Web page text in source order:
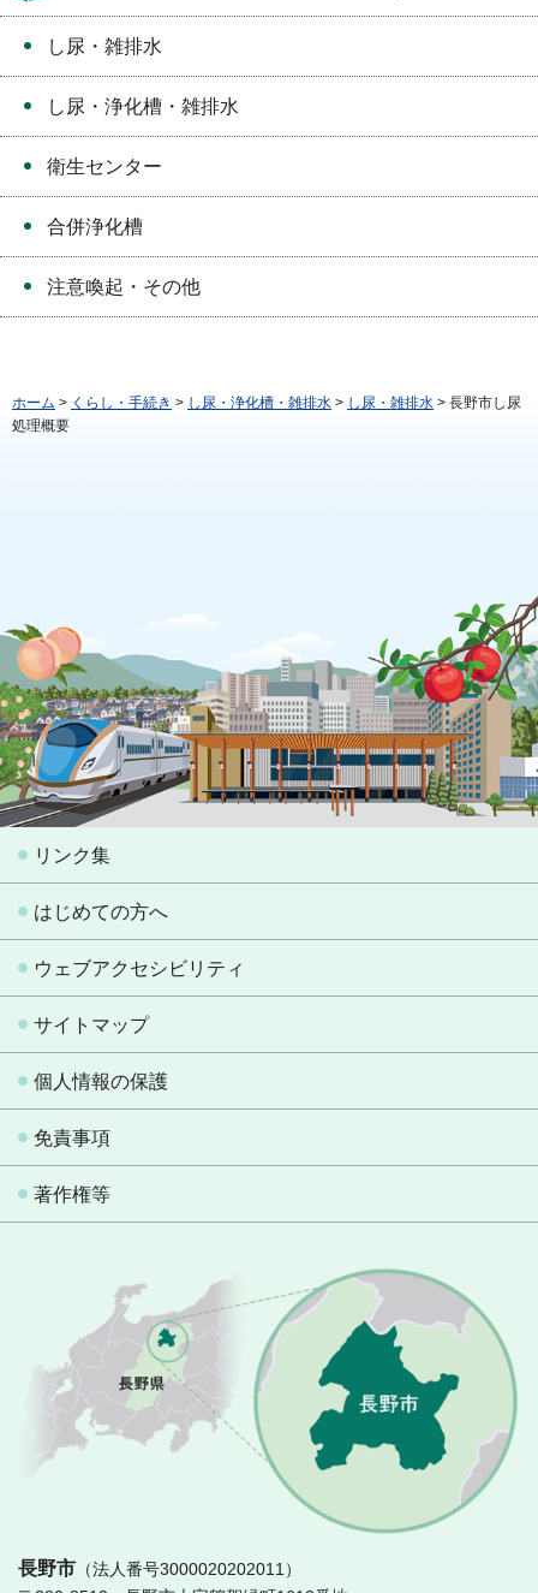
し尿・雑排水
し尿・浄化槽・雑排水
衛生センター
合併浄化槽
注意喚起・その他
ホーム > くらし・手続き > し尿・浄化槽・雑排水 > し尿・雑排水 > 長野市し尿
処理概要
リンク集
はじめての方へ
ウェブアクセシビリティ
サイトマップ
個人情報の保護
免責事項
著作権等
長野市 （法人番号3000020202011）